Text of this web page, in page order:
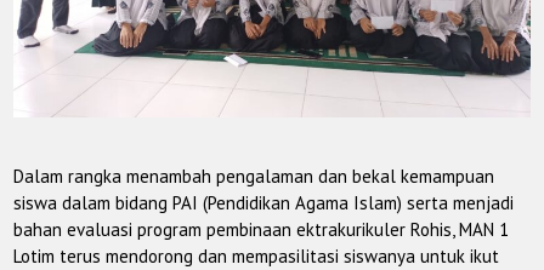
Dalam rangka menambah pengalaman dan bekal kemampuan
siswa dalam bidang PAI (Pendidikan Agama Islam) serta menjadi
bahan evaluasi program pembinaan ektrakurikuler Rohis, MAN 1
Lotim terus mendorong dan mempasilitasi siswanya untuk ikut